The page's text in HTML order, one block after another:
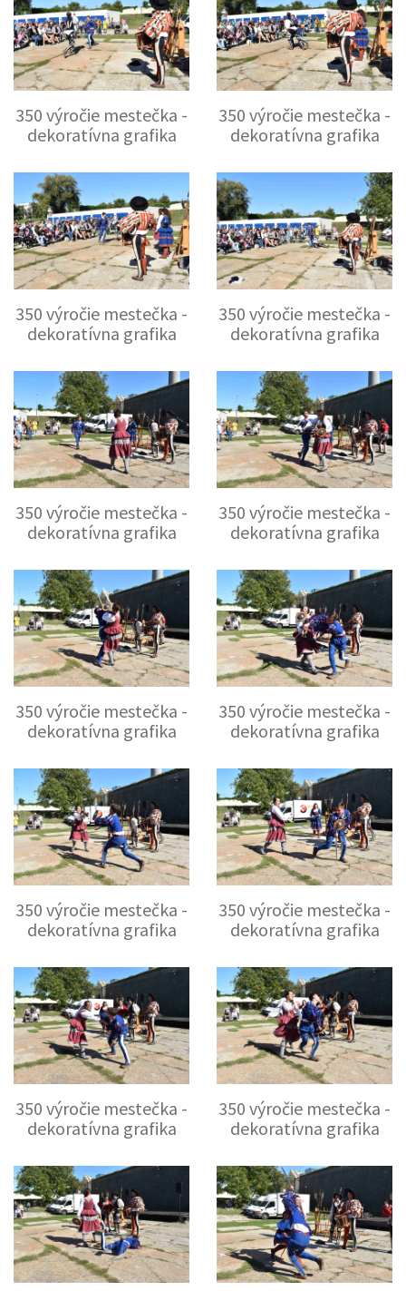
350 výročie mestečka -
dekoratívna grafika
350 výročie mestečka -
dekoratívna grafika
350 výročie mestečka -
dekoratívna grafika
350 výročie mestečka -
dekoratívna grafika
350 výročie mestečka -
dekoratívna grafika
350 výročie mestečka -
dekoratívna grafika
350 výročie mestečka -
dekoratívna grafika
350 výročie mestečka -
dekoratívna grafika
350 výročie mestečka -
dekoratívna grafika
350 výročie mestečka -
dekoratívna grafika
350 výročie mestečka -
dekoratívna grafika
350 výročie mestečka -
dekoratívna grafika